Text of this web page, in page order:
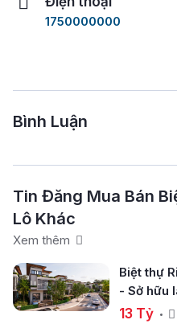
1750000000
Bình Luận
Tin Đăng Mua Bán
Lô Khác
Xem thêm
Biệt thự
- Sở hữu
Quốc
13 Tỷ